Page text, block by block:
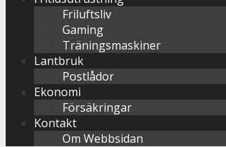
Friluftsliv
Gaming
Träningsmaskiner
Lantbruk
Postlådor
Ekonomi
Försäkringar
Kontakt
Om Webbsidan